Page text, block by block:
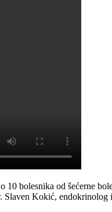
bolesnika od šećerne
Slaven Kokić, endokrinolog